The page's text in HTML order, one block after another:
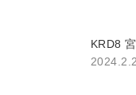
KRD8